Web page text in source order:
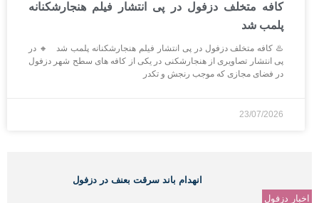
کافه متخلف دزفول در پی انتشار فیلم هنجارشکنانه
پلمب شد
♨️ کافه متخلف دزفول در پی انتشار فیلم هنجارشکنانه پلمب شد 🔸 در
پی انتشار تصاویری از هنجارشکنی در یکی از کافه های سطح شهر دزفول
در فضای مجازی که موجب رنجش و تکدر
23/07/2026
انهدام باند سرقت بعنف در دزفول
اخبار دزفول